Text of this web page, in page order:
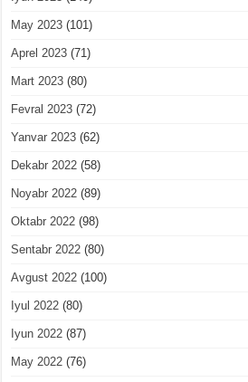
May 2023 (101)
Aprel 2023 (71)
Mart 2023 (80)
Fevral 2023 (72)
Yanvar 2023 (62)
Dekabr 2022 (58)
Noyabr 2022 (89)
Oktabr 2022 (98)
Sentabr 2022 (80)
Avgust 2022 (100)
Iyul 2022 (80)
Iyun 2022 (87)
May 2022 (76)